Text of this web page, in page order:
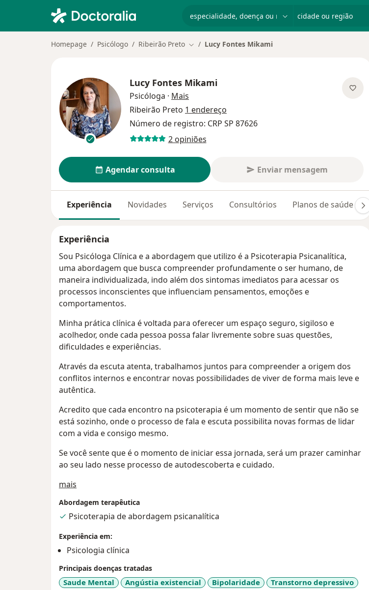
Homepage Psicólogo Ribeirão Preto Mudar de cidade
Lucy Fontes Mikami
Lucy Fontes Mikami
Psicóloga · Mais
Ribeirão Preto 1 endereço
Número de registro: CRP SP 87626
2 opiniões
Agendar consulta Enviar mensagem
Experiência Novidades Serviços Consultórios Planos de saúde
Experiência
Sou Psicóloga Clínica e a abordagem que utilizo é a Psicoterapia Psicanalítica,
uma abordagem que busca compreender profundamente o ser humano, de
maneira individualizada, indo além dos sintomas imediatos para acessar os
processos inconscientes que influenciam pensamentos, emoções e
comportamentos.
Minha prática clínica é voltada para oferecer um espaço seguro, sigiloso e
acolhedor, onde cada pessoa possa falar livremente sobre suas questões,
dificuldades e experiências.
Através da escuta atenta, trabalhamos juntos para compreender a origem dos
conflitos internos e encontrar novas possibilidades de viver de forma mais leve e
autêntica.
Acredito que cada encontro na psicoterapia é um momento de sentir que não se
está sozinho, onde o processo de fala e escuta possibilita novas formas de lidar
com a vida e consigo mesmo.
Se você sente que é o momento de iniciar essa jornada, será um prazer caminhar
ao seu lado nesse processo de autodescoberta e cuidado.
mais
Abordagem terapêutica
Psicoterapia de abordagem psicanalítica
Experiência em:
Psicologia clínica
Principais doenças tratadas
Saude Mental Angústia existencial Bipolaridade
Transtorno depressivo